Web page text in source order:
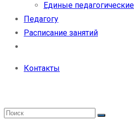
Единые
Педагогу
Расписание занятий
Контакты